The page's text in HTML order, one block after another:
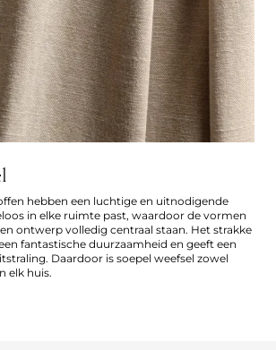
hebben een luchtige en uitnodigende
in elke ruimte past, waardoor de vormen
ontwerp volledig centraal staan. Het strakke
fantastische duurzaamheid en geeft een
Daardoor is soepel weefsel zowel
elk huis.